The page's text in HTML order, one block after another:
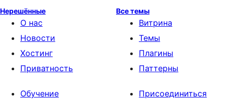
Нерешённые Все темы
О нас
Новости
Хостинг
Приватность
Витрина
Темы
Плагины
Паттерны
Обучение
Присоединиться